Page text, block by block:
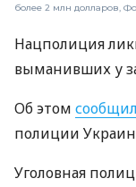
более 2 млн долларов,
Нацполиция
выманивших у
Об этом
полиции
Уголовная